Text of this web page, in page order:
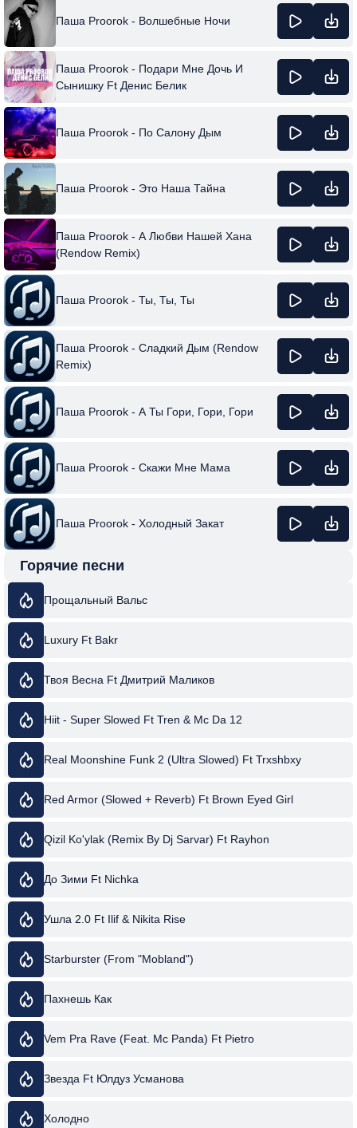
Паша Proorok - Волшебные Ночи
Паша Proorok - Подари Мне Дочь И
Сынишку Ft Денис Белик
Паша Proorok - По Салону Дым
Паша Proorok - Это Наша Тайна
Паша Proorok - А Любви Нашей Хана
(Rendow Remix)
Паша Proorok - Ты, Ты, Ты
Паша Proorok - Сладкий Дым (Rendow
Remix)
Паша Proorok - А Ты Гори, Гори, Гори
Паша Proorok - Скажи Мне Мама
Паша Proorok - Холодный Закат
Горячие песни
Прощальный Вальс
Luxury Ft Bakr
Твоя Весна Ft Дмитрий Маликов
Hiit - Super Slowed Ft Tren & Mc Da 12
Real Moonshine Funk 2 (Ultra Slowed) Ft Trxshbxy
Red Armor (Slowed + Reverb) Ft Brown Eyed Girl
Qizil Ko'ylak (Remix By Dj Sarvar) Ft Rayhon
До Зими Ft Nichka
Ушла 2.0 Ft Ilif & Nikita Rise
Starburster (From "Mobland")
Пахнешь Как
Vem Pra Rave (Feat. Mc Panda) Ft Pietro
Звезда Ft Юлдуз Усманова
Холодно